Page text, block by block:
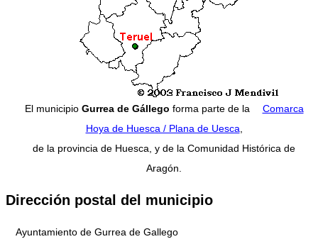
El municipio Gurrea de Gállego forma parte de la
Comarca
Hoya de Huesca / Plana de Uesca,
de la provincia de Huesca, y de la Comunidad Histórica de
Aragón.
Dirección postal del municipio
Ayuntamiento de Gurrea de Gallego